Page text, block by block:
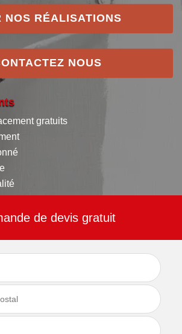
NOS RÉALISATIONS
NOUS
gratuits
de devis gratuit